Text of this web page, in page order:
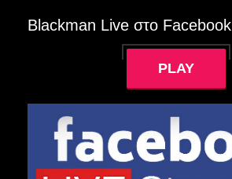
Blackman Live στο Facebook
PLAY